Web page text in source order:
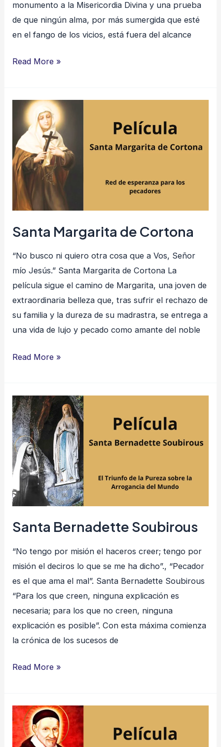
monumento a la Misericordia Divina y una prueba
de que ningún alma, por más sumergida que esté
en el fango de los vicios, está fuera del alcance
Read More »
Santa Margarita de Cortona
“No busco ni quiero otra cosa que a Vos, Señor
mío Jesús.” Santa Margarita de Cortona La
película sigue el camino de Margarita, una joven de
extraordinaria belleza que, tras sufrir el rechazo de
su familia y la dureza de su madrastra, se entrega a
una vida de lujo y pecado como amante del noble
Santa
Margarita
de
Cortona
Read More »
Santa Bernadette Soubirous
“No tengo por misión el haceros creer; tengo por
misión el deciros lo que se me ha dicho”., “Pecador
es el que ama el mal”. Santa Bernadette Soubirous
“Para los que creen, ninguna explicación es
necesaria; para los que no creen, ninguna
explicación es posible”. Con esta máxima comienza
la crónica de los sucesos de
Santa
Bernadette
Soubirous
Read More »
San
Vicente
de